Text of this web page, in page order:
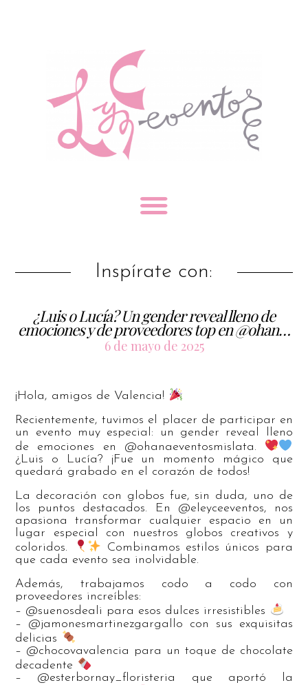
Inspírate con:
¿Luis o Lucía? Un gender reveal lleno de
emociones y de proveedores top en @ohan…
6 de mayo de 2025
¡Hola, amigos de Valencia!
Recientemente, tuvimos el placer de participar en
un evento muy especial: un gender reveal lleno
de emociones en @ohanaeventosmislata.
¿Luis o Lucía? ¡Fue un momento mágico que
quedará grabado en el corazón de todos!
La decoración con globos fue, sin duda, uno de
los puntos destacados. En @eleyceeventos, nos
apasiona transformar cualquier espacio en un
lugar especial con nuestros globos creativos y
coloridos.
Combinamos estilos únicos para
que cada evento sea inolvidable.
Además, trabajamos codo a codo con
proveedores increíbles:
– @suenosdeali para esos dulces irresistibles
– @jamonesmartinezgargallo con sus exquisitas
delicias
– @chocovavalencia para un toque de chocolate
decadente
– @esterbornay_floristeria que aportó la